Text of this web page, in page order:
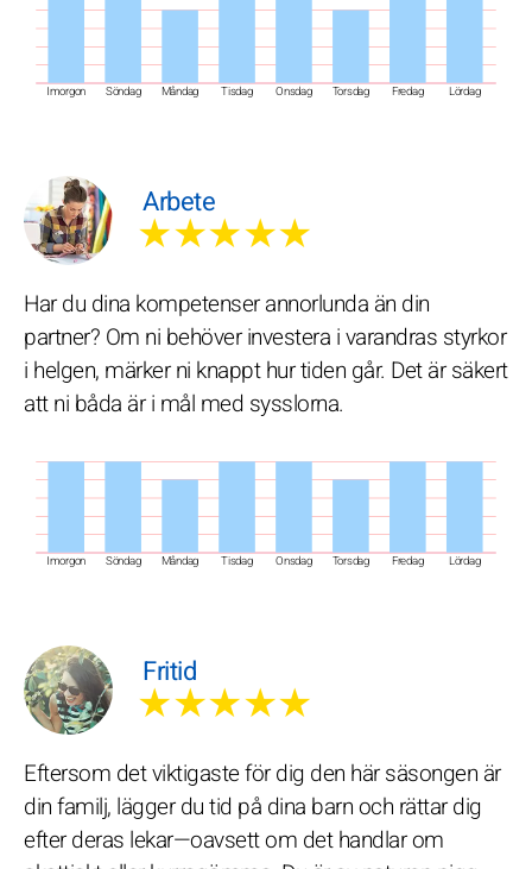
Imorgon Söndag Måndag Tisdag Onsdag Torsdag Fredag Lördag
Arbete
★★★★★
Imorgon Söndag Måndag Tisdag Onsdag Torsdag Fredag Lördag
Har du dina kompetenser annorlunda än din
partner? Om ni behöver investera i varandras styrkor
i helgen, märker ni knappt hur tiden går. Det är säkert
att ni båda är i mål med sysslorna.
Fritid
★★★★★
Eftersom det viktigaste för dig den här säsongen är
din familj, lägger du tid på dina barn och rättar dig
efter deras lekar—oavsett om det handlar om